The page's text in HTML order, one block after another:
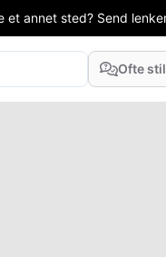
et annet sted? Send
Ofte